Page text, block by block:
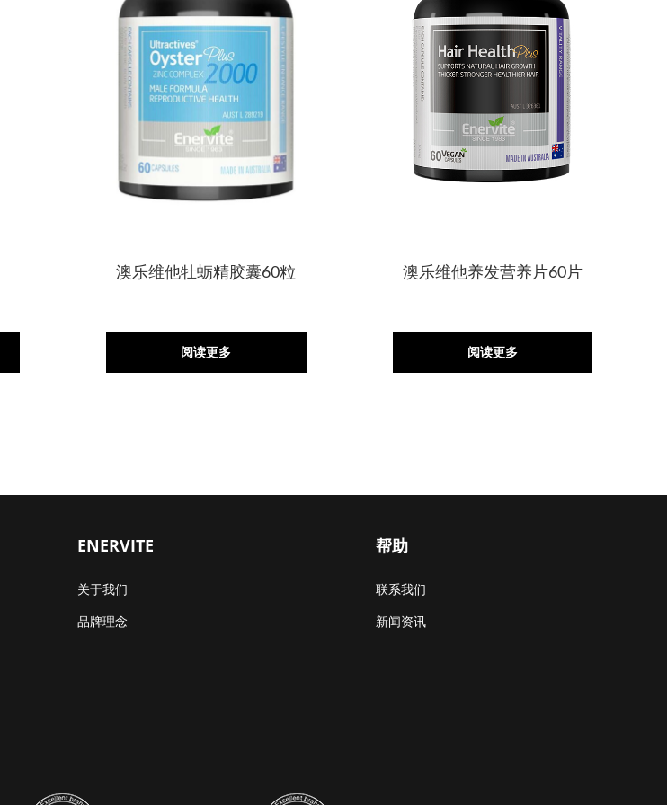
澳乐维他牡蛎精胶囊60粒
阅读更多
澳乐维他养发营养片60片
阅读更多
ENERVITE
关于我们
品牌理念
帮助
联系我们
新闻资讯